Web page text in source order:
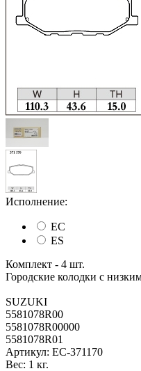
Исполнение:
EC
ES
Комплект - 4 шт.
Городские колодки с
SUZUKI
5581078R00
5581078R00000
5581078R01
Артикул: EC-371170
Вес: 1 кг.